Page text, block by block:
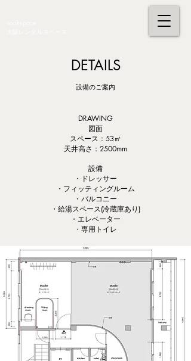
DETAILS
設備のご案内
DRAWING
図面
スペース：53㎡
​天井高さ：2500mm
設備
・ドレッサー
・フィッティングルーム
・バルコニー
・給湯スペース(冷蔵庫あり)
・エレベーター
・専用トイレ​